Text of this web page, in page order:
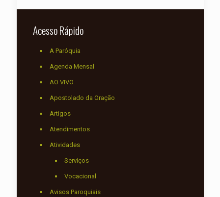
Acesso Rápido
A Paróquia
Agenda Mensal
AO VIVO
Apostolado da Oração
Artigos
Atendimentos
Atividades
Serviços
Vocacional
Avisos Paroquiais